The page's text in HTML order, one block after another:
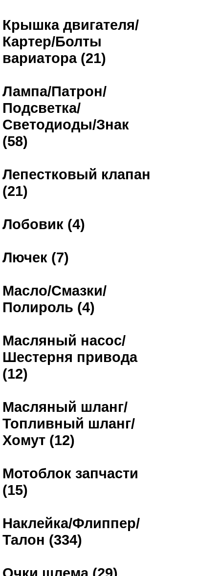
Крышка двигателя/
Картер/Болты
вариатора (21)
Лампа/Патрон/
Подсветка/
Светодиоды/Знак
(58)
Лепестковый клапан
(21)
Лобовик (4)
Лючек (7)
Масло/Смазки/
Полироль (4)
Масляный насос/
Шестерня привода
(12)
Масляный шланг/
Топливный шланг/
Хомут (12)
Мотоблок запчасти
(15)
Наклейка/Флиппер/
Талон (334)